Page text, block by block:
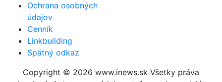
Ochrana osobných
údajov
Cenník
Linkbuilding
Spätný odkaz
Copyright © 2026 www.inews.sk Všetky práva